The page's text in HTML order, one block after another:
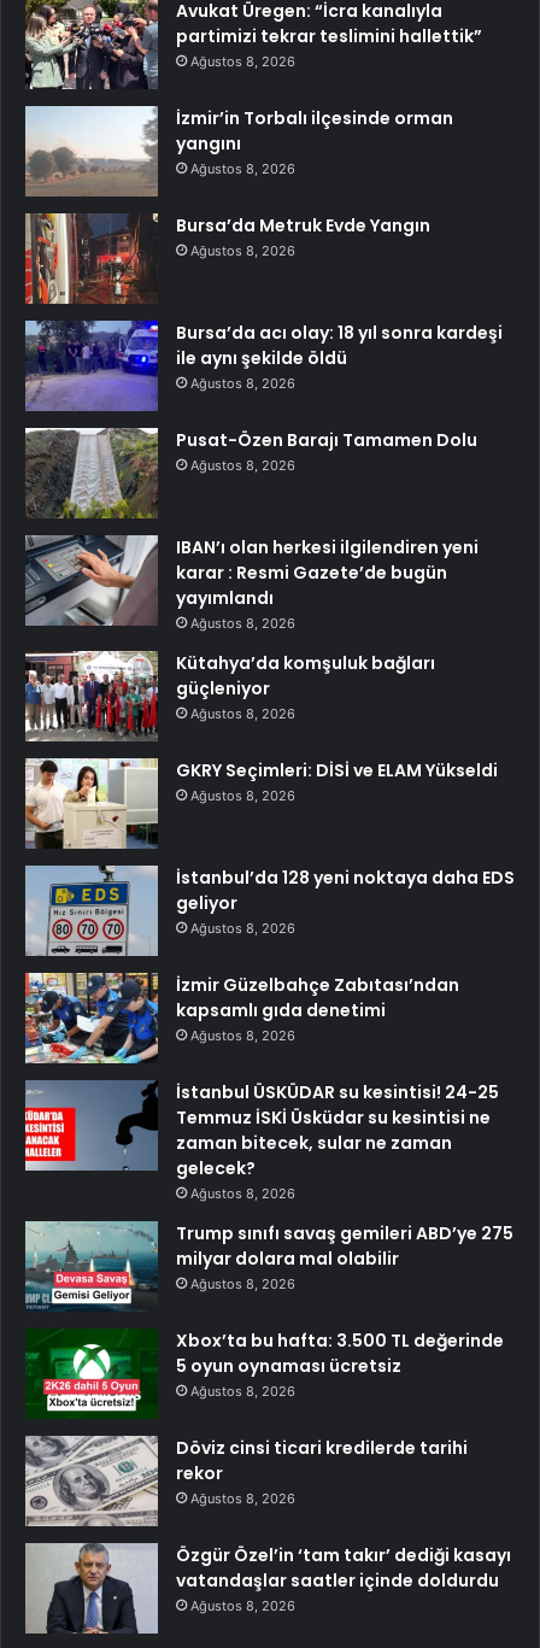
Avukat Üregen: “İcra kanalıyla
partimizi tekrar teslimini hallettik”
Ağustos 8, 2026
İzmir’in Torbalı ilçesinde orman
yangını
Ağustos 8, 2026
Bursa’da Metruk Evde Yangın
Ağustos 8, 2026
Bursa’da acı olay: 18 yıl sonra kardeşi
ile aynı şekilde öldü
Ağustos 8, 2026
Pusat-Özen Barajı Tamamen Dolu
Ağustos 8, 2026
IBAN’ı olan herkesi ilgilendiren yeni
karar : Resmi Gazete’de bugün
yayımlandı
Ağustos 8, 2026
Kütahya’da komşuluk bağları
güçleniyor
Ağustos 8, 2026
GKRY Seçimleri: DİSİ ve ELAM Yükseldi
Ağustos 8, 2026
İstanbul’da 128 yeni noktaya daha EDS
geliyor
Ağustos 8, 2026
İzmir Güzelbahçe Zabıtası’ndan
kapsamlı gıda denetimi
Ağustos 8, 2026
İstanbul ÜSKÜDAR su kesintisi! 24-25
Temmuz İSKİ Üsküdar su kesintisi ne
zaman bitecek, sular ne zaman
gelecek?
Ağustos 8, 2026
Trump sınıfı savaş gemileri ABD’ye 275
milyar dolara mal olabilir
Ağustos 8, 2026
Xbox’ta bu hafta: 3.500 TL değerinde
5 oyun oynaması ücretsiz
Ağustos 8, 2026
Döviz cinsi ticari kredilerde tarihi
rekor
Ağustos 8, 2026
Özgür Özel’in ‘tam takır’ dediği kasayı
vatandaşlar saatler içinde doldurdu
Ağustos 8, 2026